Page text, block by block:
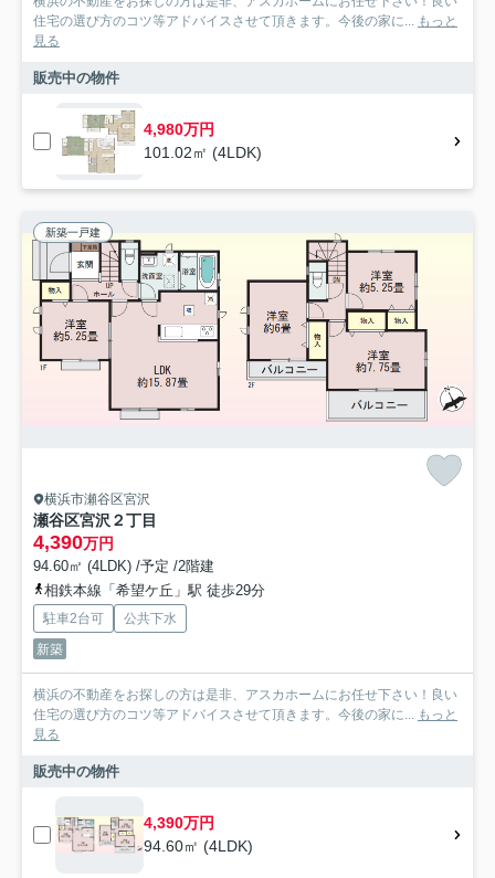
住宅の選び方のコツ等アドバイスさせて頂きます。今後の家に... もっと
見る
販売中の物件
4,980万円
101.02㎡ (4LDK)
新築一戸建
横浜市瀬谷区宮沢
瀬谷区宮沢２丁目
4,390万円
94.60㎡ (4LDK) /予定 /2階建
相鉄本線「希望ケ丘」駅 徒歩29分
駐車2台可
公共下水
新築
横浜の不動産をお探しの方は是非、アスカホームにお任せ下さい！良い
住宅の選び方のコツ等アドバイスさせて頂きます。今後の家に... もっと
見る
販売中の物件
4,390万円
94.60㎡ (4LDK)